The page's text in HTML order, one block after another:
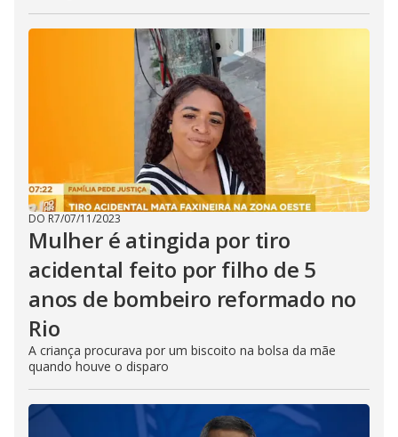
DO R7/07/11/2023
Mulher é atingida por tiro
acidental feito por filho de 5
anos de bombeiro reformado no
Rio
A criança procurava por um biscoito na bolsa da mãe
quando houve o disparo